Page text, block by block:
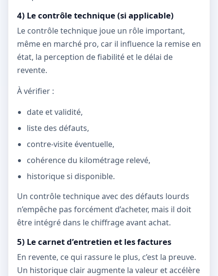
4) Le contrôle technique (si applicable)
Le contrôle technique joue un rôle important,
même en marché pro, car il influence la remise en
état, la perception de fiabilité et le délai de
revente.
À vérifier :
date et validité,
liste des défauts,
contre-visite éventuelle,
cohérence du kilométrage relevé,
historique si disponible.
Un contrôle technique avec des défauts lourds
n’empêche pas forcément d’acheter, mais il doit
être intégré dans le chiffrage avant achat.
5) Le carnet d’entretien et les factures
En revente, ce qui rassure le plus, c’est la preuve.
Un historique clair augmente la valeur et accélère